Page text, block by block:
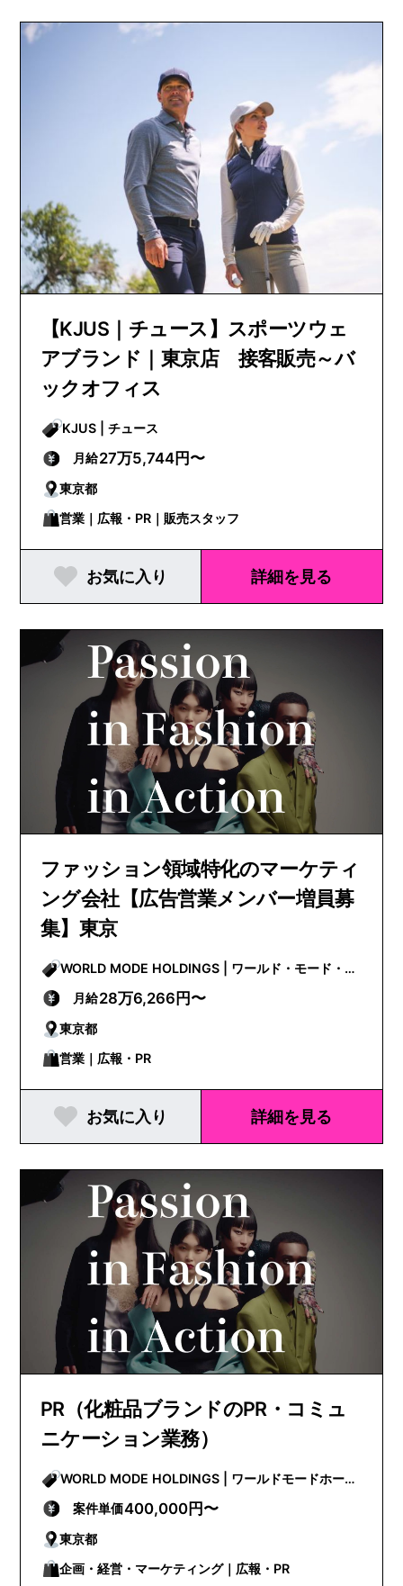
【KJUS｜チュース】スポーツウェ
アブランド｜東京店 接客販売～バ
ックオフィス
KJUS | チュース
月給27万5,744円〜
東京都
営業｜広報・PR｜販売スタッフ
お気に入り 詳細を見る
ファッション領域特化のマーケティ
ング会社【広告営業メンバー増員募
集】東京
WORLD MODE HOLDINGS | ワールド・モード・ホ
ールディングス
月給28万6,266円〜
東京都
営業｜広報・PR
お気に入り 詳細を見る
PR（化粧品ブランドのPR・コミュ
ニケーション業務）
WORLD MODE HOLDINGS | ワールドモードホール
ディングス
案件単価400,000円〜
東京都
企画・経営・マーケティング｜広報・PR